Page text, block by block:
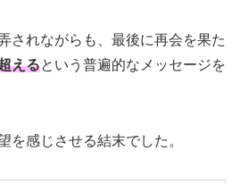
されながらも、最後に再会を果た
えるという普遍的なメッセージを
を感じさせる結末でした。